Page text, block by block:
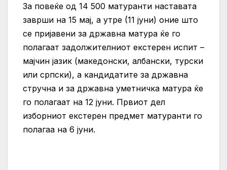
За повеќе од 14 500 матуранти наставата
заврши на 15 мај, а утре (11 јуни) оние што
се пријавени за државна матура ќе го
полагаат задолжителниот екстерен испит –
мајчин јазик (македонски, албански, турски
или српски), а кандидатите за државна
стручна и за државна уметничка матура ќе
го полагаат на 12 јуни. Првиот дел
изборниот екстерен предмет матуранти го
полагаа на 6 јуни.